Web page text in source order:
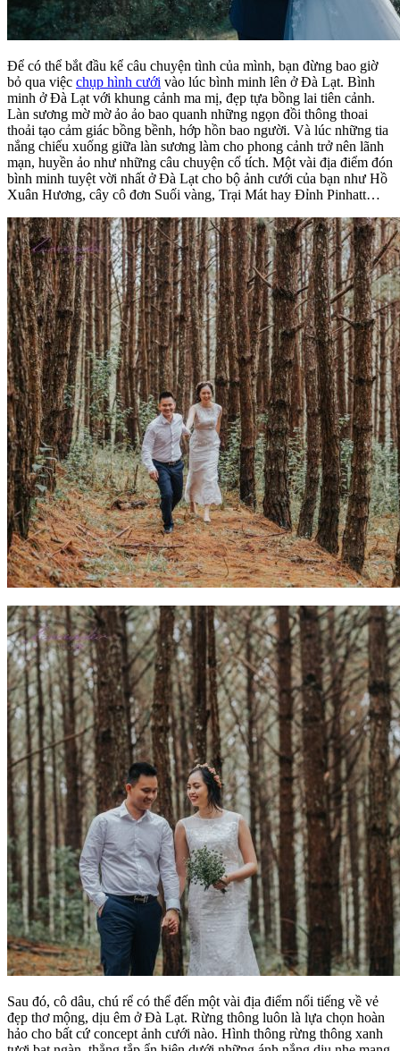
Để có thể bắt đầu kể câu chuyện tình của mình, bạn đừng bao giờ
bỏ qua việc chụp hình cưới vào lúc bình minh lên ở Đà Lạt. Bình
minh ở Đà Lạt với khung cảnh ma mị, đẹp tựa bồng lai tiên cảnh.
Làn sương mờ mờ ảo ảo bao quanh những ngọn đồi thông thoai
thoải tạo cảm giác bồng bềnh, hớp hồn bao người. Và lúc những tia
nắng chiếu xuống giữa làn sương làm cho phong cảnh trở nên lãnh
mạn, huyền ảo như những câu chuyện cổ tích. Một vài địa điểm đón
bình minh tuyệt vời nhất ở Đà Lạt cho bộ ảnh cưới của bạn như Hồ
Xuân Hương, cây cô đơn Suối vàng, Trại Mát hay Đỉnh Pinhatt…
Sau đó, cô dâu, chú rể có thể đến một vài địa điểm nổi tiếng về vẻ
đẹp thơ mộng, dịu êm ở Đà Lạt. Rừng thông luôn là lựa chọn hoàn
hảo cho bất cứ concept ảnh cưới nào. Hình thông rừng thông xanh